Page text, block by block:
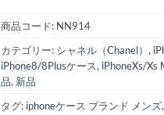
商品コード: NN914
カテゴリー: シャネル（Chanel） ,
iPhone8/8Plusケース, iPhoneXs/Xs
品, 新品
タグ: iphoneケース ブランド メンズ,